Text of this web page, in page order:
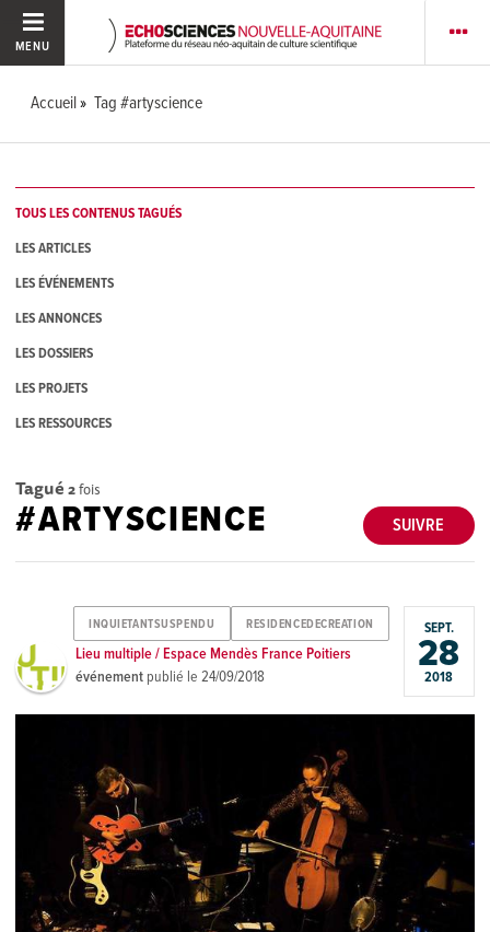
MENU
Accueil Tag #artyscience
TOUS LES CONTENUS TAGUÉS
LES ARTICLES
LES ÉVÉNEMENTS
LES ANNONCES
LES DOSSIERS
LES PROJETS
LES RESSOURCES
Tagué 2fois
SUIVRE
#ARTYSCIENCE
INQUIETANTSUSPENDU RESIDENCEDECREATION
Lieu multiple / Espace Mendès France Poitiers
événement publié le24/09/2018
SEPT.
28
2018